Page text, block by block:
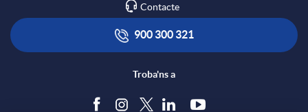
r
t
i
ó
Contacte
900 300 321
Troba'ns a